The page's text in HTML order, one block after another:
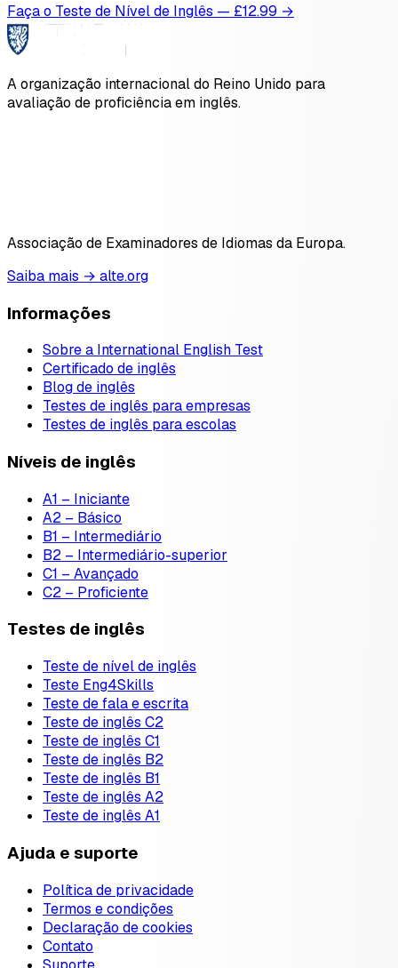
Faça o Teste de Nível de Inglês — £12.99 →
A organização internacional do Reino Unido para
avaliação de proficiência em inglês.
Associação de Examinadores de Idiomas da Europa.
Saiba mais → alte.org
Informações
Sobre a International English Test
Certificado de inglês
Blog de inglês
Testes de inglês para empresas
Testes de inglês para escolas
Níveis de inglês
A1 – Iniciante
A2 – Básico
B1 – Intermediário
B2 – Intermediário-superior
C1 – Avançado
C2 – Proficiente
Testes de inglês
Teste de nível de inglês
Teste Eng4Skills
Teste de fala e escrita
Teste de inglês C2
Teste de inglês C1
Teste de inglês B2
Teste de inglês B1
Teste de inglês A2
Teste de inglês A1
Ajuda e suporte
Política de privacidade
Termos e condições
Declaração de cookies
Contato